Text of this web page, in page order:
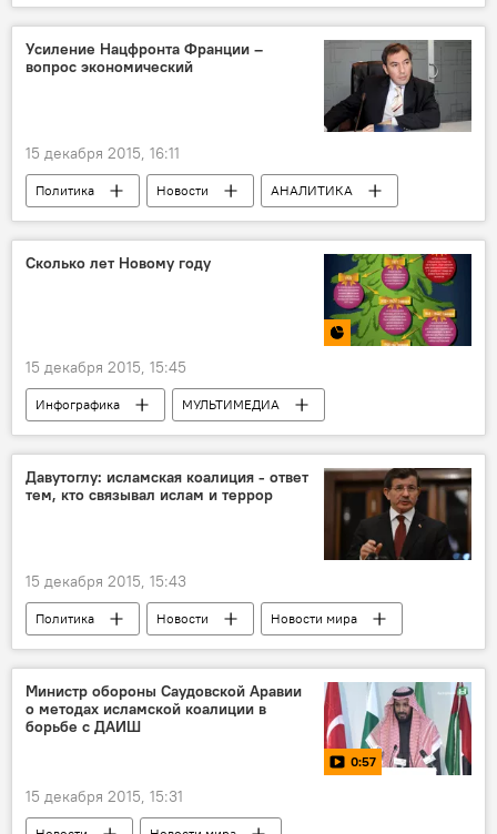
Новости мира
Культура ЖИЗНЬ
Усиление Нацфронта Франции –
вопрос экономический
15 декабря 2015, 16:11
Политика Новости
АНАЛИТИКА
Новости мира
Сколько лет Новому году
15 декабря 2015, 15:45
Инфографика МУЛЬТИМЕДИА
Давутоглу: исламская коалиция - ответ
тем, кто связывал ислам и террор
15 декабря 2015, 15:43
Политика Новости Новости мира
Министр обороны Саудовской Аравии
о методах исламской коалиции в
борьбе с ДАИШ
0:57
15 декабря 2015, 15:31